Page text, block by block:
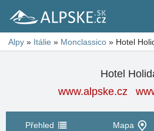
Alpy » Itálie » Monclassico » Hotel
Hotel
www.alpske.cz
Přehled Mapa